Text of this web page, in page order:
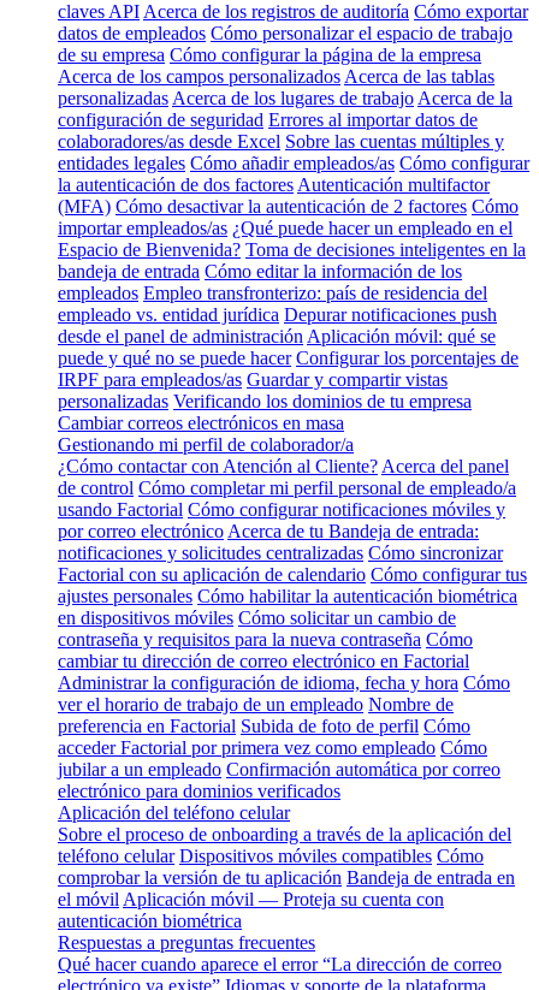
claves API Acerca de los registros de auditoría Cómo exportar
datos de empleados Cómo personalizar el espacio de trabajo
de su empresa Cómo configurar la página de la empresa
Acerca de los campos personalizados Acerca de las tablas
personalizadas Acerca de los lugares de trabajo Acerca de la
configuración de seguridad Errores al importar datos de
colaboradores/as desde Excel Sobre las cuentas múltiples y
entidades legales Cómo añadir empleados/as Cómo configurar
la autenticación de dos factores Autenticación multifactor
(MFA) Cómo desactivar la autenticación de 2 factores Cómo
importar empleados/as ¿Qué puede hacer un empleado en el
Espacio de Bienvenida? Toma de decisiones inteligentes en la
bandeja de entrada Cómo editar la información de los
empleados Empleo transfronterizo: país de residencia del
empleado vs. entidad jurídica Depurar notificaciones push
desde el panel de administración Aplicación móvil: qué se
puede y qué no se puede hacer Configurar los porcentajes de
IRPF para empleados/as Guardar y compartir vistas
personalizadas Verificando los dominios de tu empresa
Cambiar correos electrónicos en masa
Gestionando mi perfil de colaborador/a
¿Cómo contactar con Atención al Cliente? Acerca del panel
de control Cómo completar mi perfil personal de empleado/a
usando Factorial Cómo configurar notificaciones móviles y
por correo electrónico Acerca de tu Bandeja de entrada:
notificaciones y solicitudes centralizadas Cómo sincronizar
Factorial con su aplicación de calendario Cómo configurar tus
ajustes personales Cómo habilitar la autenticación biométrica
en dispositivos móviles Cómo solicitar un cambio de
contraseña y requisitos para la nueva contraseña Cómo
cambiar tu dirección de correo electrónico en Factorial
Administrar la configuración de idioma, fecha y hora Cómo
ver el horario de trabajo de un empleado Nombre de
preferencia en Factorial Subida de foto de perfil Cómo
acceder Factorial por primera vez como empleado Cómo
jubilar a un empleado Confirmación automática por correo
electrónico para dominios verificados
Aplicación del teléfono celular
Sobre el proceso de onboarding a través de la aplicación del
teléfono celular Dispositivos móviles compatibles Cómo
comprobar la versión de tu aplicación Bandeja de entrada en
el móvil Aplicación móvil — Proteja su cuenta con
autenticación biométrica
Respuestas a preguntas frecuentes
Qué hacer cuando aparece el error “La dirección de correo
electrónico ya existe” Idiomas y soporte de la plataforma